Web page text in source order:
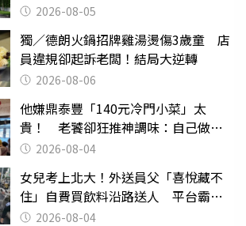
2026-08-05
獨／德朗火鍋招牌雞湯燙傷3歲童 店
員違規卻起訴老闆！結局大逆轉
2026-08-06
他嫌鼎泰豐「140元冷門小菜」太
貴！ 老饕卻狂推神調味：自己做不
出來2026-08-04
女兒考上北大！外送員父「喜悅藏不
住」自費買飲料沿路送人 平台霸氣
幫付學費
2026-08-04